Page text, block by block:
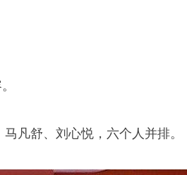
马凡舒、刘心悦，六个人并排。